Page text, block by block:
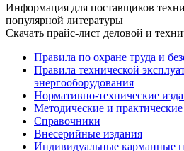
Информация для поставщиков
популярной литературы
Скачать прайс-лист деловой и
Правила по охране труда и
Правила технической
энергооборудования
Нормативно-технические
Методические и практические
Справочники
Внесерийные издания
Индивидуальные карманные